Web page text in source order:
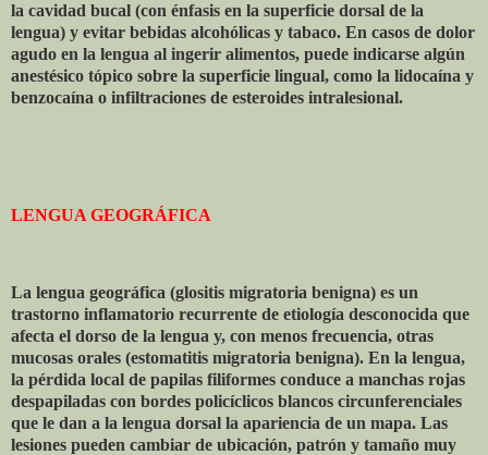
la cavidad bucal (con énfasis en la superficie dorsal de la
lengua) y evitar bebidas alcohólicas y tabaco. En casos de dolor
agudo en la lengua al ingerir alimentos, puede indicarse algún
anestésico tópico sobre la superficie lingual, como la lidocaína y
benzocaína o infiltraciones de esteroides intralesional.
LENGUA GEOGRÁFICA
La lengua geográfica (glositis migratoria benigna) es un
trastorno inflamatorio recurrente de etiología desconocida que
afecta el dorso de la lengua y, con menos frecuencia, otras
mucosas orales (estomatitis migratoria benigna). En la lengua,
la pérdida local de papilas filiformes conduce a manchas rojas
despapiladas con bordes policíclicos blancos circunferenciales
que le dan a la lengua dorsal la apariencia de un mapa. Las
lesiones pueden cambiar de ubicación, patrón y tamaño muy